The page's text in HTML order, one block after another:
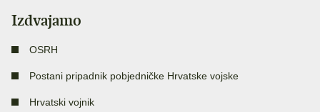
Izdvajamo
OSRH
Postani pripadnik pobjedničke Hrvatske vojske
Hrvatski vojnik